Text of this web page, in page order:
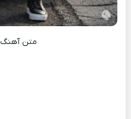
متن آهنگ